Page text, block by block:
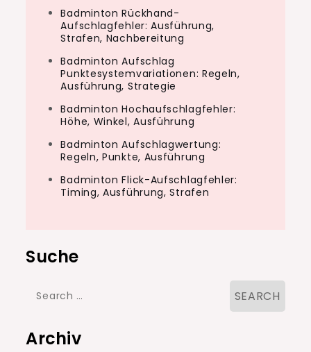
Badminton Rückhand-
Aufschlagfehler: Ausführung,
Strafen, Nachbereitung
Badminton Aufschlag
Punktesystemvariationen: Regeln,
Ausführung, Strategie
Badminton Hochaufschlagfehler:
Höhe, Winkel, Ausführung
Badminton Aufschlagwertung:
Regeln, Punkte, Ausführung
Badminton Flick-Aufschlagfehler:
Timing, Ausführung, Strafen
Suche
Search
Archiv